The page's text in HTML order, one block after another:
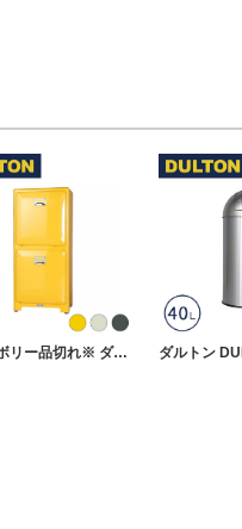
※アイボリー品切れ※ ダルトン DULTON ゴミ箱 おしゃれ 分別 スチール ダストボックス 15L ×2